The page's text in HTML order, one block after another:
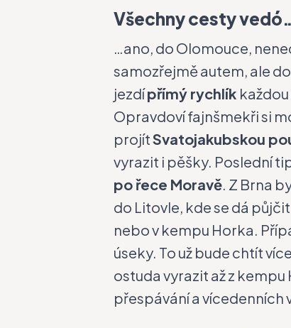
Všechny cesty
…ano, do Olomouce,
samozřejmě autem, ale
jezdípřímý rychlík
Opravdoví fajnšmekři si
projítSvatojakubskou
vyrazit i pěšky. Poslední
po řece Moravě. Z Brna
do Litovle, kde se dá
nebo v kempu Horka.
úseky. To už bude chtít
ostuda vyrazit až z
přespávání a